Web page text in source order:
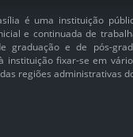
é uma instituição
e continuada de
graduação e de pós-
instituição fixar-se em
regiões administrativas